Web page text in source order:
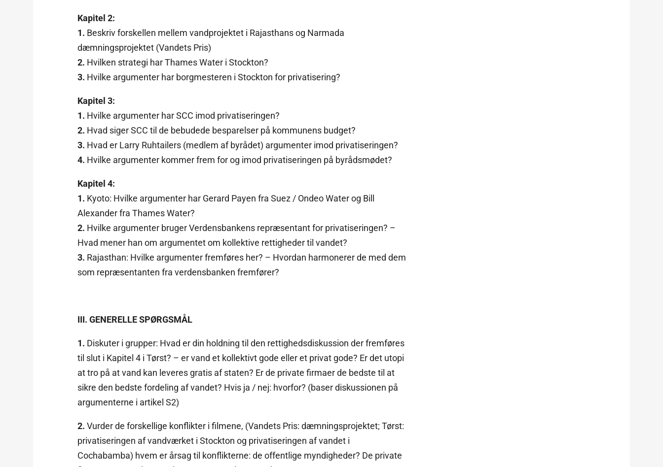
Kapitel 2:
1. Beskriv forskellen mellem vandprojektet i Rajasthans og Narmada
dæmningsprojektet (Vandets Pris)
2. Hvilken strategi har Thames Water i Stockton?
3. Hvilke argumenter har borgmesteren i Stockton for privatisering?
Kapitel 3:
1. Hvilke argumenter har SCC imod privatiseringen?
2. Hvad siger SCC til de bebudede besparelser på kommunens budget?
3. Hvad er Larry Ruhtailers (medlem af byrådet) argumenter imod privatiseringen?
4. Hvilke argumenter kommer frem for og imod privatiseringen på byrådsmødet?
Kapitel 4:
1. Kyoto: Hvilke argumenter har Gerard Payen fra Suez / Ondeo Water og Bill
Alexander fra Thames Water?
2. Hvilke argumenter bruger Verdensbankens repræsentant for privatiseringen? –
Hvad mener han om argumentet om kollektive rettigheder til vandet?
3. Rajasthan: Hvilke argumenter fremføres her? – Hvordan harmonerer de med dem
som repræsentanten fra verdensbanken fremfører?
III. GENERELLE SPØRGSMÅL
1. Diskuter i grupper: Hvad er din holdning til den rettighedsdiskussion der fremføres
til slut i Kapitel 4 i Tørst? – er vand et kollektivt gode eller et privat gode? Er det utopi
at tro på at vand kan leveres gratis af staten? Er de private firmaer de bedste til at
sikre den bedste fordeling af vandet? Hvis ja / nej: hvorfor? (baser diskussionen på
argumenterne i artikel S2)
2.Vurder de forskellige konflikter i filmene, (Vandets Pris: dæmningsprojektet; Tørst:
privatiseringen af vandværket i Stockton og privatiseringen af vandet i
Cochabamba) hvem er årsag til konflikterne: de offentlige myndigheder? De private